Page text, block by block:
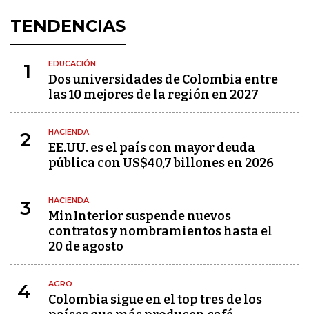
TENDENCIAS
1 EDUCACIÓN
Dos universidades de Colombia entre
las 10 mejores de la región en 2027
2 HACIENDA
EE.UU. es el país con mayor deuda
pública con US$40,7 billones en 2026
3 HACIENDA
MinInterior suspende nuevos
contratos y nombramientos hasta el
20 de agosto
4 AGRO
Colombia sigue en el top tres de los